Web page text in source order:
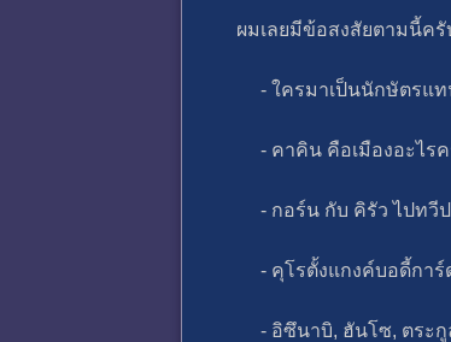
ผมเลยมีข้อสงสัยตามนี้ค
- ใครมาเป็นนักษัตรแท
- คาคิน คือเมืองอะไรค
- กอร์น กับ คิรัว ไปทวีป
- คุโรตั้งแกงค์บอดี้การ์
- อิซึนาบิ, ฮันโซ, ตระกู